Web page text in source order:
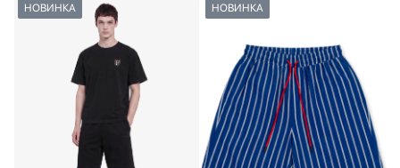
НОВИНКА НОВИНКА